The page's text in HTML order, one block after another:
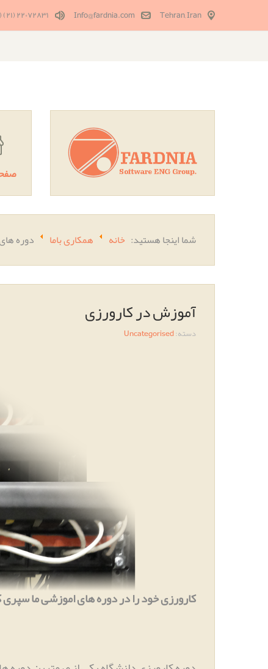
Tehran, Iran
Info@fardnia.com ٢٢٠٧٢٨٣١ (۲۱) (٩٨+)
شما اینجا هستید: خانه همکاری باما دوره
آموزش در کارورزی
دسته:Uncategorised
کارورزی خود را در دوره های اموزشی ما